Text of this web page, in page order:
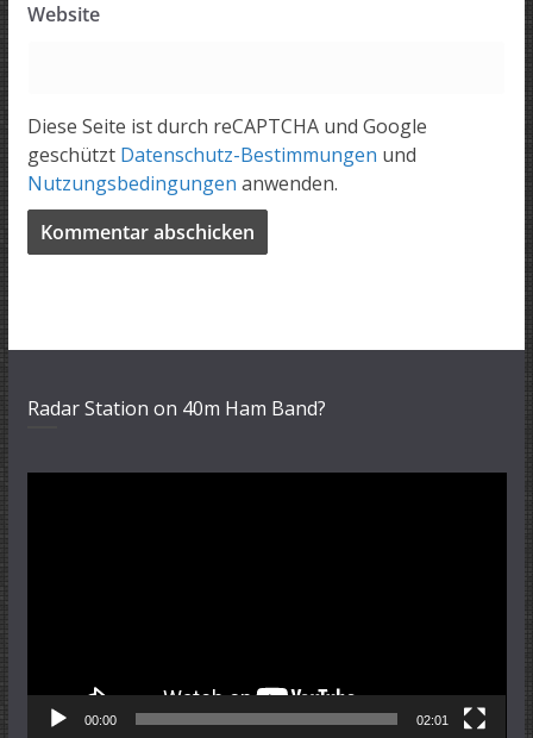
Website
Diese Seite ist durch reCAPTCHA und Google
geschützt Datenschutz-Bestimmungen und
Nutzungsbedingungen anwenden.
Radar Station on 40m Ham Band?
00:00 02:01